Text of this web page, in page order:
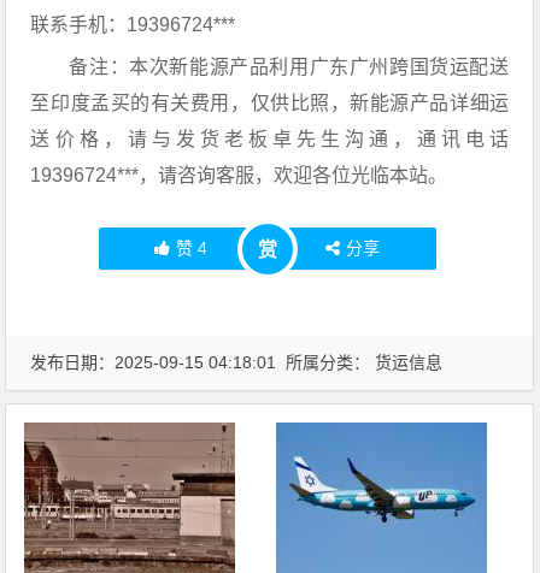
联系手机：19396724***
备注：本次新能源产品利用广东广州跨国货运配送
至印度孟买的有关费用，仅供比照，新能源产品详细运
送价格，请与发货老板卓先生沟通，通讯电话
19396724***，请咨询客服，欢迎各位光临本站。
赞 4 赏 分享
发布日期：2025-09-15 04:18:01 所属分类： 货运信息